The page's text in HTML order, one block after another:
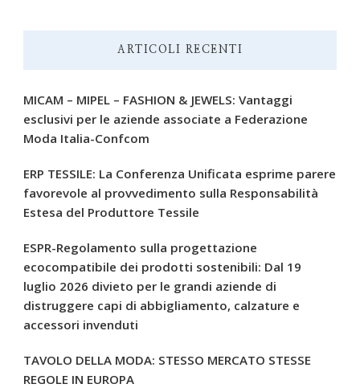
ARTICOLI RECENTI
MICAM – MIPEL – FASHION & JEWELS: Vantaggi
esclusivi per le aziende associate a Federazione
Moda Italia-Confcom
ERP TESSILE: La Conferenza Unificata esprime parere
favorevole al provvedimento sulla Responsabilità
Estesa del Produttore Tessile
ESPR-Regolamento sulla progettazione
ecocompatibile dei prodotti sostenibili: Dal 19
luglio 2026 divieto per le grandi aziende di
distruggere capi di abbigliamento, calzature e
accessori invenduti
TAVOLO DELLA MODA: STESSO MERCATO STESSE
REGOLE IN EUROPA